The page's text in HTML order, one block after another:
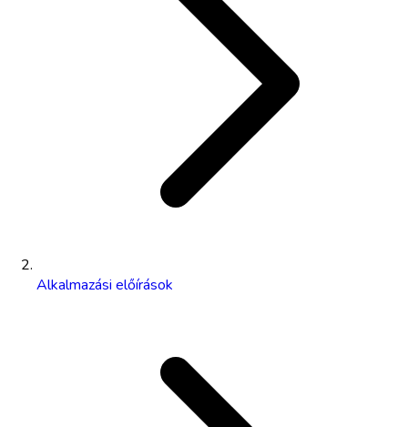
Alkalmazási előírások